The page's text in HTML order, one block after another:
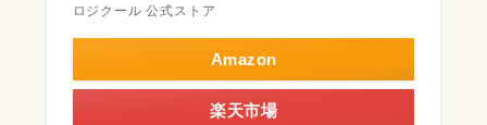
ロジクール 公式ストア
Amazon
楽天市場